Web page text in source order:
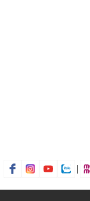
|